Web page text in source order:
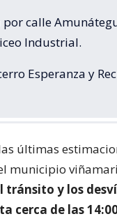
calle
Industrial.
Esperanza y
últimas
municipio
tránsito y los
cerca de las